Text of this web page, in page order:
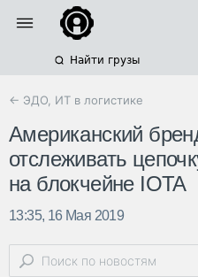
Найти грузы
← ЭДО, ИТ в логистике
Американский
отслеживать
на блокчейне IOTA
13:35, 16 Мая 2019